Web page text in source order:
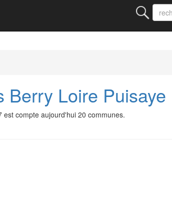
Berry Loire Puisaye
compte aujourd'hui 20 communes.